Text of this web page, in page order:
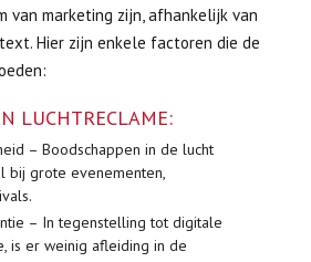
van marketing zijn, afhankelijk van
Hier zijn enkele factoren die de
LUCHTRECLAME:
– Boodschappen in de lucht
bij grote evenementen,
– In tegenstelling tot digitale
is er weinig afleiding in de